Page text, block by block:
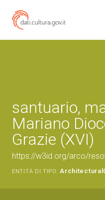
santuario,
Mariano
Grazie (XVI)
https://w3id.org/arco/
ENTITÀ DI TIPO: